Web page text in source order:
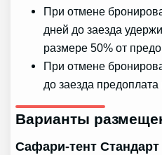
При отмене
дней до заезда
размере 50% от
При отмене
до заезда
Варианты
Сафари-тент Стандарт